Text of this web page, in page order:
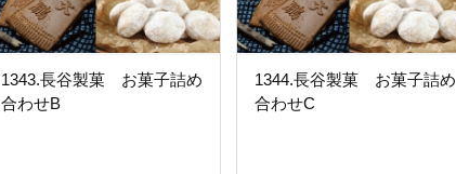
1343.長谷製菓 お菓子詰め
合わせB
1344.長谷製菓 お菓子詰め
合わせC